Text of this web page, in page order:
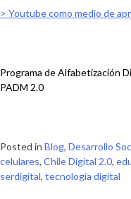
> Youtube como medio de
Programa de Alfabetización
PADM 2.0
Posted in Blog, Desarrollo
celulares, Chile Digital 2.0,
serdigital, tecnología digital